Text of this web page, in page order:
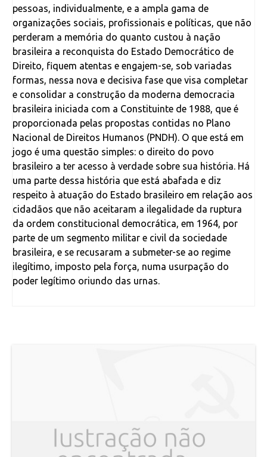
pessoas, individualmente, e a ampla gama de
organizações sociais, profissionais e políticas, que não
perderam a memória do quanto custou à nação
brasileira a reconquista do Estado Democrático de
Direito, fiquem atentas e engajem-se, sob variadas
formas, nessa nova e decisiva fase que visa completar
e consolidar a construção da moderna democracia
brasileira iniciada com a Constituinte de 1988, que é
proporcionada pelas propostas contidas no Plano
Nacional de Direitos Humanos (PNDH). O que está em
jogo é uma questão simples: o direito do povo
brasileiro a ter acesso à verdade sobre sua história. Há
uma parte dessa história que está abafada e diz
respeito à atuação do Estado brasileiro em relação aos
cidadãos que não aceitaram a ilegalidade da ruptura
da ordem constitucional democrática, em 1964, por
parte de um segmento militar e civil da sociedade
brasileira, e se recusaram a submeter-se ao regime
ilegítimo, imposto pela força, numa usurpação do
poder legítimo oriundo das urnas.